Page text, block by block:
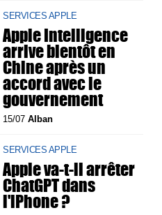
SERVICES APPLE
Apple Intelligence
arrive bientôt en
Chine après un
accord avec le
gouvernement
15/07Alban
SERVICES APPLE
Apple va-t-il arrêter
ChatGPT dans
l'iPhone ?